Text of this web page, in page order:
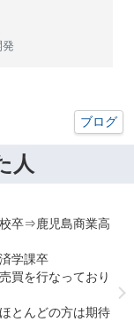
ブログ
人
卒⇒鹿児島商業高
学課卒
買を行なっており
とんどの方は期待